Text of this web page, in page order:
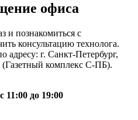
офиса
и познакомиться с
консультацию технолога.
адресу: г. Санкт-Петербург,
комплекс С-ПБ).
с 11:00 до 19:00